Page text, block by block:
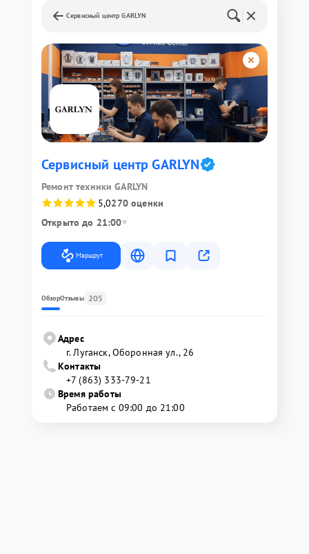
Сервисный центр GARLYN
Сервисный центр GARLYN
Ремонт техники GARLYN
5,0270 оценки
Открыто до 21:00
Маршрут
ОбзорОтзывы 205
Адрес
г. Луганск, Оборонная ул., 26
Контакты
+7 (863) 333-79-21
Время работы
Работаем с 09:00 до 21:00